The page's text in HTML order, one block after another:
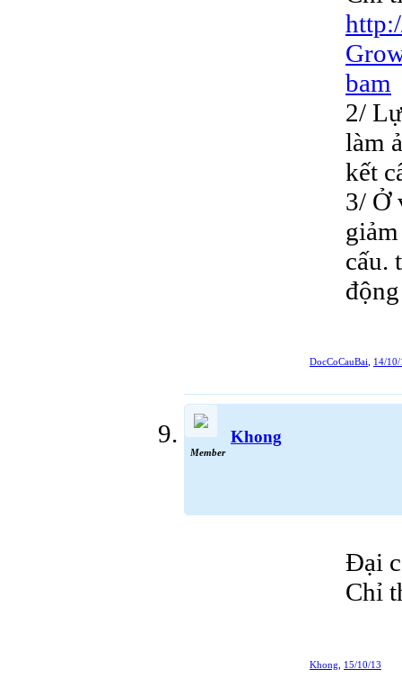
bam
2/
làm
kết
3/ Ở
cấu.
DocCoCauBai 14/10/
Khong
Member
Đại
Chỉ
Khong 15/10/13